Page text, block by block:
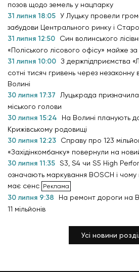
позов щодо земель у нацпарку
31 липня 18:05 У Луцьку провели
забудови Центрального ринку і
31 липня 12:50
Син волинського
«Поліського лісового офісу» майже за
31 липня 10:00 З держпідприємства
сотні тисяч гривень через незаконну
Волині
30 липня 17:37
Луцькрада
міського голови
30 липня 15:24
На Волині планують
Крижівському родовищі
30 липня 12:23
Справу про 123
«Західінкомбанку» повернули на
30 липня 11:35 S3, S4 чи S5 High
означають маркування BOSCH і
має сенс
30 липня 9:38
На ремонт дороги на
11 мільйонів
Усі новини